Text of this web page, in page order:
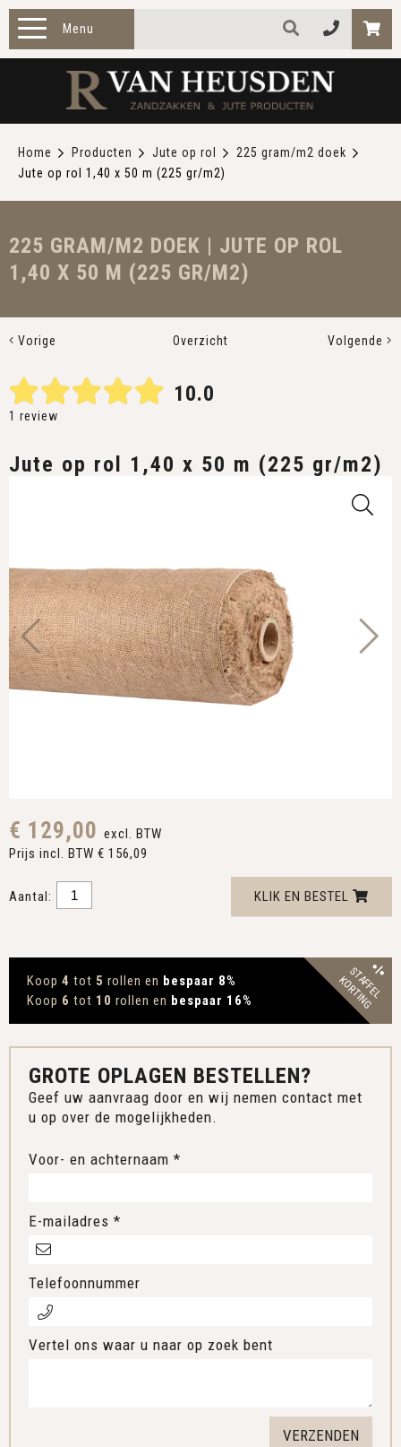
Menu
ZAKELIJK
OVER ONS
Home Producten Jute op rol
225 gram/m2 doek
Jute op rol 1,40 x 50 m (225 gr/m2)
225 GRAM/M2 DOEK | JUTE OP ROL
1,40 X 50 M (225 GR/M2)
Vorige Overzicht Volgende
10.0
1 review
Jute op rol 1,40 x 50 m (225 gr/m2)
€ 129,00 excl. BTW
Prijs incl. BTW € 156,09
Aantal: KLIK EN BESTEL
Koop 4 tot 5 rollen en bespaar 8%
Koop 6 tot 10 rollen en bespaar 16% STAFFEL
KORTING
GROTE OPLAGEN BESTELLEN?
Geef uw aanvraag door en wij nemen contact met
u op over de mogelijkheden.
Voor- en achternaam *
E-mailadres *
Telefoonnummer
Vertel ons waar u naar op zoek bent